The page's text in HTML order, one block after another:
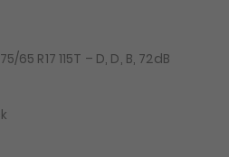
65 R17 115T – D, D, B, 72dB